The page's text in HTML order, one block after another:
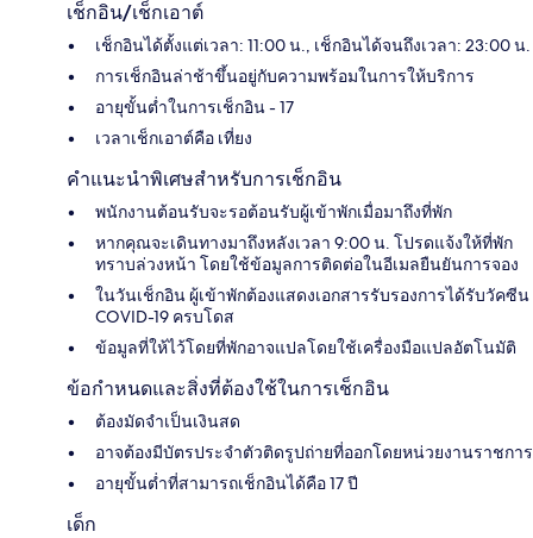
เช็กอิน/เช็กเอาต์
เช็กอินได้ตั้งแต่เวลา: 11:00 น., เช็กอินได้จนถึงเวลา: 23:00 น.
การเช็กอินล่าช้าขึ้นอยู่กับความพร้อมในการให้บริการ
อายุขั้นต่ำในการเช็กอิน - 17
เวลาเช็กเอาต์คือ เที่ยง
คำแนะนำพิเศษสำหรับการเช็กอิน
พนักงานต้อนรับจะรอต้อนรับผู้เข้าพักเมื่อมาถึงที่พัก
หากคุณจะเดินทางมาถึงหลังเวลา 9:00 น. โปรดแจ้งให้ที่พัก
ทราบล่วงหน้า โดยใช้ข้อมูลการติดต่อในอีเมลยืนยันการจอง
ในวันเช็กอิน ผู้เข้าพักต้องแสดงเอกสารรับรองการได้รับวัคซีน
COVID-19 ครบโดส
ข้อมูลที่ให้ไว้โดยที่พักอาจแปลโดยใช้เครื่องมือแปลอัตโนมัติ
ข้อกำหนดและสิ่งที่ต้องใช้ในการเช็กอิน
ต้องมัดจำเป็นเงินสด
อาจต้องมีบัตรประจำตัวติดรูปถ่ายที่ออกโดยหน่วยงานราชการ
อายุขั้นต่ำที่สามารถเช็กอินได้คือ 17 ปี
เด็ก